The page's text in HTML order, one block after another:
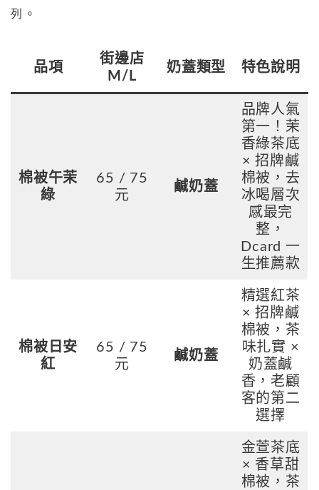
列。
品項
街邊店
M/L
奶蓋類型 特色說明
棉被午茉
綠
65 / 75
元
鹹奶蓋
品牌人氣
第一！茉
香綠茶底
× 招牌鹹
棉被，去
冰喝層次
感最完
整，
Dcard 一
生推薦款
棉被日安
紅
65 / 75
元
鹹奶蓋
精選紅茶
× 招牌鹹
棉被，茶
味扎實 ×
奶蓋鹹
香，老顧
客的第二
選擇
金萱茶底
× 香草甜
棉被，茶